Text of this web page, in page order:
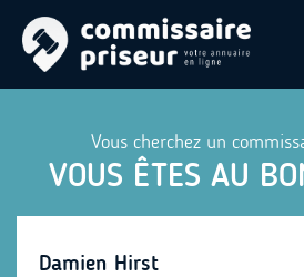
Vous cherchez un
VOUS ÊTES AU
Damien Hirst